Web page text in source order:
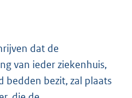
dat de
van ieder ziekenhuis,
bedden bezit, zal plaats